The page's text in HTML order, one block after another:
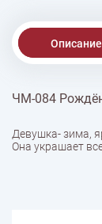
Описание
ЧМ-084
Девушка- зима,
Она украшает